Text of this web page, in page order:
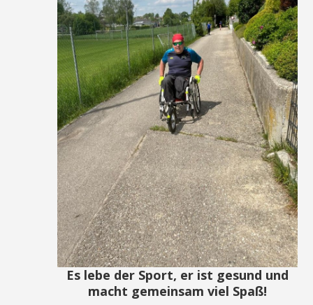
Es lebe der Sport, er ist gesund und
macht gemeinsam viel Spaß!